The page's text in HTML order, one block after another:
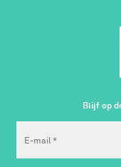
Blijf op